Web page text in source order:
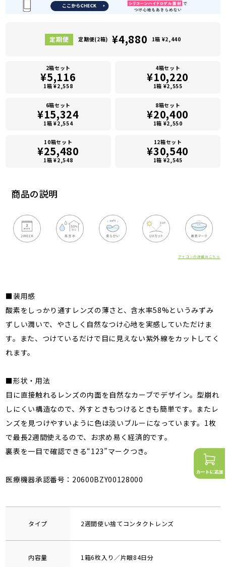
商品の説明
アイコンの詳細はこちら
■装用感
酸素をしっかり通すレンズの薄さと、含水率58%というみずみ
ずしい潤いで、やさしく自然なつけ心地を実感していただけま
す。また、つけているだけで目に見えない紫外線をカットしてく
れます。
■形状・用法
目に直接触れるレンズの内面を自然なカーブでデザイン。型崩れ
しにくい構造なので、外すときもつけるときも簡単です。またレ
ンズを見つけやすいように色は淡いブルーになっています。1枚
で最長2週間使えるので、お求め易く経済的です。
裏表を一目で確認できる“123”マークつき。
医療機器承認番号：20600BZY00128000
タイプ 2週間使い捨てコンタクトレンズ
内容量 1箱6枚入り／片眼84日分
定期便(2箱) ¥4,880 1箱 ¥2,440
2箱セット
¥5,116
1箱 ¥2,558
4箱セット
¥10,220
1箱 ¥2,555
6箱セット
¥15,324
1箱 ¥2,554
8箱セット
¥20,400
1箱 ¥2,550
10箱セット
¥25,480
1箱 ¥2,548
12箱セット
¥30,540
1箱 ¥2,545